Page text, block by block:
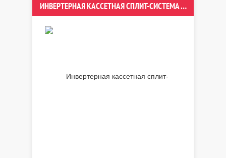
ИНВЕРТЕРНАЯ КАССЕТНАЯ СПЛИТ-СИСТЕМА LESSAR LS-HE24BMA2/LU-HE24UMA2/LZ-B4IB